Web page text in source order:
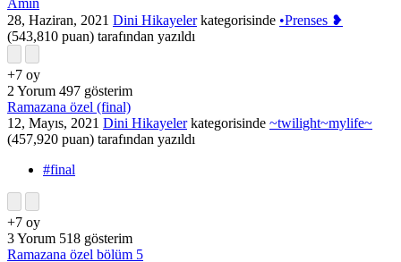
28, Haziran, 2021 Dini Hikayelerkategorisinde •Prenses ❥
(543,810 puan) tarafından yazıldı
+7 oy
2 Yorum 497 gösterim
Ramazana özel (final)
12, Mayıs, 2021 Dini Hikayelerkategorisinde ~twilight~mylife~
(457,920 puan) tarafından yazıldı
#final
+7 oy
3Yorum 518 gösterim
Ramazana özel bölüm 5